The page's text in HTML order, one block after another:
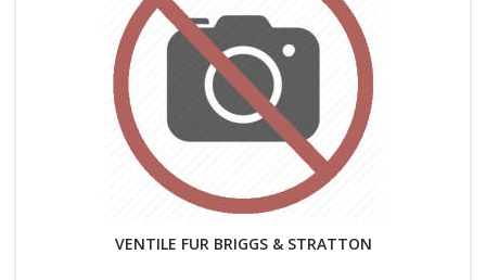
VENTILE FUR BRIGGS & STRATTON